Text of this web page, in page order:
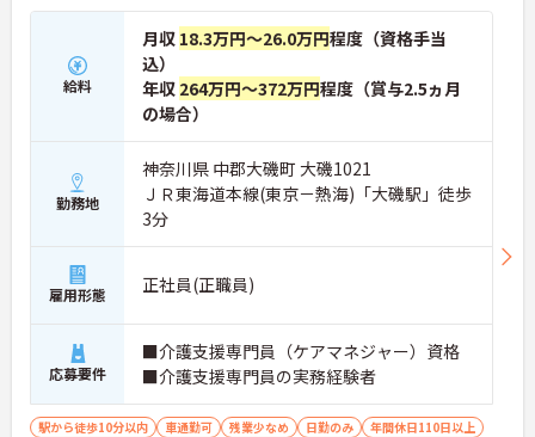
給料
月収 18.3万円～26.0万円程度（資格手当
込）
年収 264万円～372万円程度（賞与2.5ヵ月
の場合）
勤務地
神奈川県 中郡大磯町 大磯1021
ＪＲ東海道本線(東京－熱海)「大磯駅」徒歩
3分
雇用形態 正社員(正職員)
応募要件
■介護支援専門員（ケアマネジャー）資格
■介護支援専門員の実務経験者
駅から徒歩10分以内 車通勤可 残業少なめ 日勤のみ
年間休日110日以上